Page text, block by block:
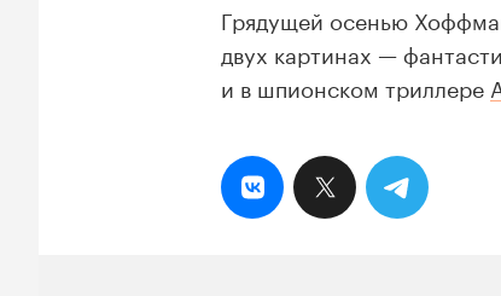
Грядущей осенью
двух картинах —
и в шпионском триллере